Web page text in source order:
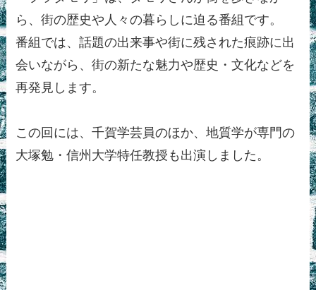
ら、街の歴史や人々の暮らしに迫る番組です。
番組では、話題の出来事や街に残された痕跡に出
会いながら、街の新たな魅力や歴史・文化などを
再発見します。
この回には、千賀学芸員のほか、地質学が専門の
大塚勉・信州大学特任教授も出演しました。